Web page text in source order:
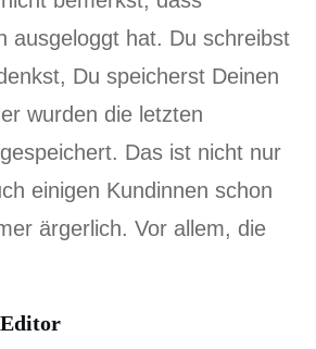
ausgeloggt hat. Du schreibst
Du speicherst Deinen
wurden die letzten
Das ist nicht nur
einigen Kundinnen schon
ärgerlich. Vor allem, die